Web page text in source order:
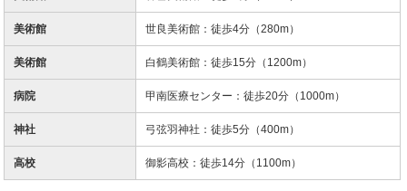
美術館 世良美術館：徒歩4分（280m）
美術館 白鶴美術館：徒歩15分（1200m）
病院 甲南医療センター：徒歩20分（1000m）
神社 弓弦羽神社：徒歩5分（400m）
高校 御影高校：徒歩14分（1100m）